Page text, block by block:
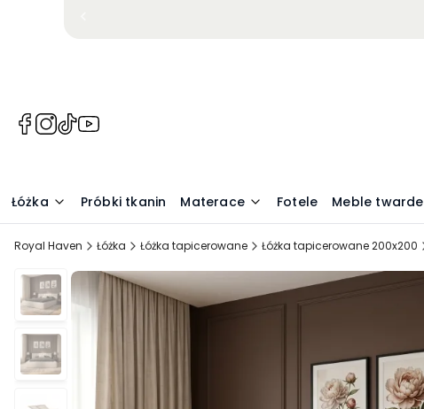
(Otwiera
karcie)
(Otwiera
karcie)
(Otwiera
karcie)
(Otwiera
karcie)
Łóżka Próbki tkanin Materace Fotele Meble twarde
Royal Haven Łóżka Łóżka tapicerowane Łóżka tapicerowane 200x200